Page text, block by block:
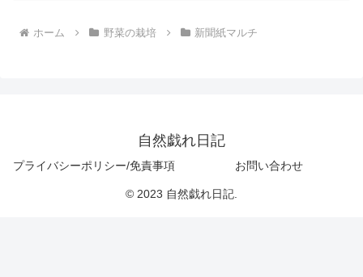
ホーム 野菜の栽培 新聞紙マルチ
自然戯れ日記
プライバシーポリシー/免責事項 お問い合わせ
© 2023 自然戯れ日記.